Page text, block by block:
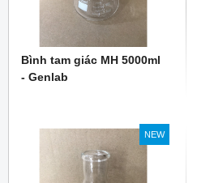
Bình tam giác MH 5000ml
- Genlab
NEW